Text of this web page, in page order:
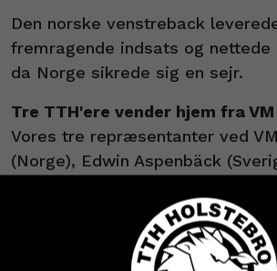
Den norske venstreback
fremragende indsats og nettede
da Norge sikrede sig en sejr.
Tre TTH'ere vender hjem fra VM
Vores tre repræsentanter ved
(Norge), Edwin Aspenbäck
turneringen, da ingen af deres
landshold gik videre til